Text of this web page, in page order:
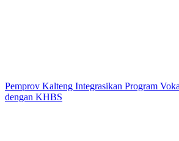
Pemprov Kalteng Integrasikan Program
dengan KHBS